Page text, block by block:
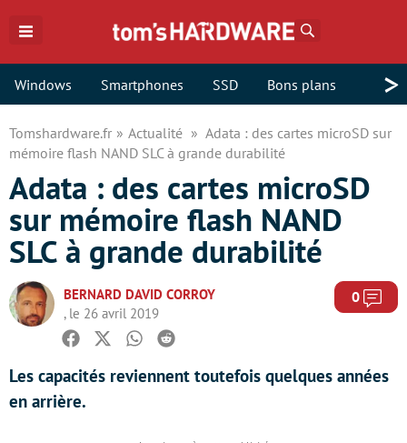
Windows Smartphones SSD Bons plans >
Tomshardware.fr Actualité
Adata : des cartes microSD sur
mémoire flash NAND SLC à grande durabilité
Adata : des cartes microSD
sur mémoire flash NAND
SLC à grande durabilité
BERNARD DAVID CORROY
, le 26 avril 2019
0
Facebook
TwitterWhatsapp
Reddit
Les capacités reviennent toutefois quelques années
en arrière.